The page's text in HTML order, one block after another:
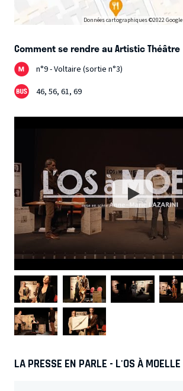
Données cartographiques ©2022 Google
Comment se rendre au Artistic Théâtre
n°9 - Voltaire (sortie n°3)
46, 56, 61, 69
LA PRESSE EN PARLE - L'OS À MOELLE